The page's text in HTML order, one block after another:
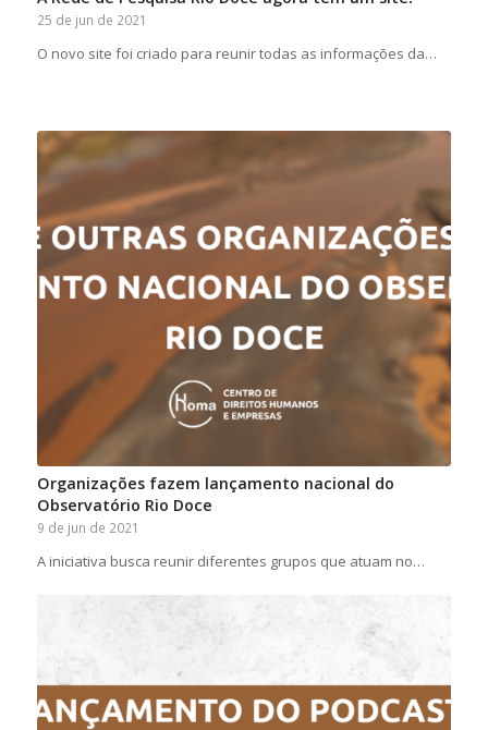
25 de jun de 2021
O novo site foi criado para reunir todas as informações da…
Organizações fazem lançamento nacional do
Observatório Rio Doce
9 de jun de 2021
A iniciativa busca reunir diferentes grupos que atuam no…